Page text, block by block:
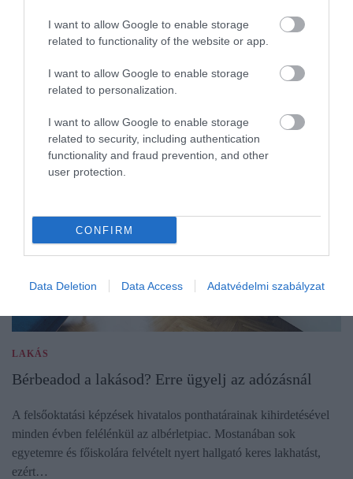
I want to allow Google to enable storage
related to functionality of the website or app.
I want to allow Google to enable storage
related to personalization.
I want to allow Google to enable storage
related to security, including authentication
functionality and fraud prevention, and other
user protection.
CONFIRM
Data Deletion Data Access Adatvédelmi szabályzat
LAKÁS
Bérbeadod a lakásod? Erre ügyelj az adózásnál
A felsőoktatási képzések hivatalos ponthatárainak kihirdetésével
minden évben felélénkül az albérletpiac. Mostanában sok
egyetemre és főiskolára felvételt nyert hallgató keres lakhatást,
ezért…